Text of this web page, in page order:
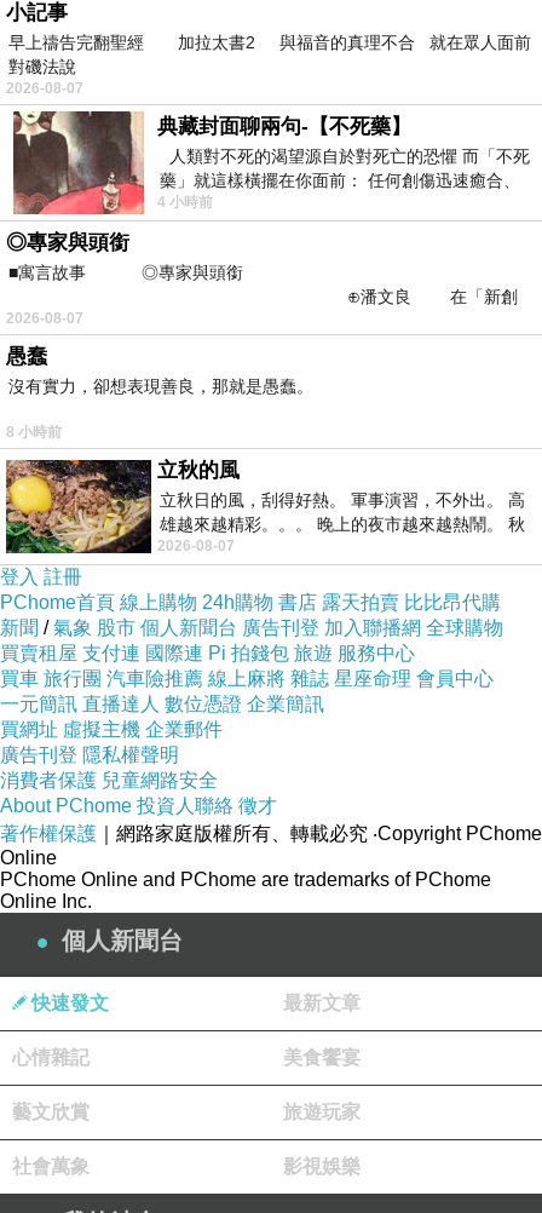
只需要諸葛亮，也需要讓其他人看見自己如何需要諸葛
亮。禮賢下士因此不只是私人誠意，也是一種公開信號，
告訴其他人才跟隨這個人，你會被尊重。從這個角度看，
三顧是建立一套吸納人才的政治語法。
然而，如果一個制度過度依賴這種姿態，它也可能遮蔽更
基本的人才機制。成熟的組織不應只靠領袖親自拜訪某個
天才，也應該有穩定的識別、培養、授權與合作方式。三
顧茅廬很動人，因為把人才和權力的相遇寫成一個故事。
但現代組織若仍然只能靠偶然識人、個人眼光和特殊禮遇
來獲得人才，就代表制度本身仍然不夠成熟。「三顧茅
廬」的價值是提醒掌權者不要傲慢及人有時需要用行動證
明重視，但如果只讚美劉備的誠意和諸葛亮的身價，就會
忽略一個更現代的問題：人才不應總要靠被反覆邀請，才
證明自己值得。好的制度應該降低人才被看見的偶然性，
而不是把偶然相遇浪漫化，重要的是社會能否建立一套不
需要三顧茅廬也能識別、承接和放大人才的結構。
上一篇：負荊請罪：道歉為何總要變成羞辱自己的儀式？
下一篇：伯牙絕弦：為何真正理解總被寫成唯一知音？
小記事
早上禱告完翻聖經 加拉太書2 與福音的真理不合 就在眾人面前
對磯法說
2026-08-07
典藏封面聊兩句-【不死藥】
人類對不死的渴望源自於對死亡的恐懼 而「不死
藥」就這樣橫擺在你面前： 任何創傷迅速癒合、
停止衰老、痛覺消失…堪
4 小時前
◎專家與頭銜
■寓言故事 ◎專家與頭銜
⊕潘文良 在「新創
之谷」裡——
2026-08-07
愚蠢
沒有實力，卻想表現善良，那就是愚蠢。
8 小時前
立秋的風
立秋日的風，刮得好熱。 軍事演習，不外出。 高
雄越來越精彩。。。 晚上的夜市越來越熱鬧。 秋
天的風刮得很熱 夜遊消暑熱。。。
2026-08-07
登入 註冊
PChome首頁 線上購物 24h購物 書店 露天拍賣 比比昂代購
新聞 /氣象 股市 個人新聞台 廣告刊登 加入聯播網 全球購物
買賣租屋 支付連 國際連 Pi 拍錢包 旅遊 服務中心
買車 旅行團 汽車險推薦 線上麻將 雜誌 星座命理 會員中心
一元簡訊 直播達人 數位憑證 企業簡訊
買網址 虛擬主機 企業郵件
廣告刊登 隱私權聲明
消費者保護 兒童網路安全
About PChome 投資人聯絡 徵才
著作權保護 ｜網路家庭版權所有、轉載必究 ‧Copyright PChome
Online
PChome Online and PChome are trademarks of PChome
Online Inc.
個人新聞台
快速發文 最新文章
心情雜記 美食饗宴
藝文欣賞 旅遊玩家
社會萬象 影視娛樂